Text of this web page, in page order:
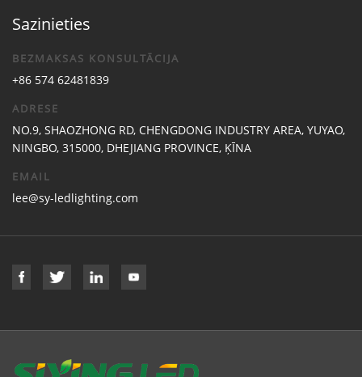
Sazinieties
BEZMAKSAS KONSULTĀCIJA
+86 574 62481839
ADRESE
NO.9, SHAOZHONG RD, CHENGDONG INDUSTRY AREA, YUYAO,
NINGBO, 315000, DHEJIANG PROVINCE, ĶĪNA
EMAIL
lee@sy-ledlighting.com